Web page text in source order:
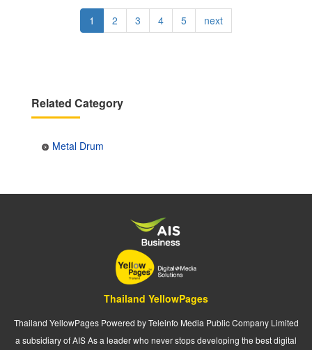
Pagination Current
page
1 Page
2 Page
3 Page
4 Page
5
Next
page
next
Related Category
Metal Drum
Thailand YellowPages
Thailand YellowPages Powered by Teleinfo Media Public Company Limited
a subsidiary of AIS As a leader who never stops developing the best digital